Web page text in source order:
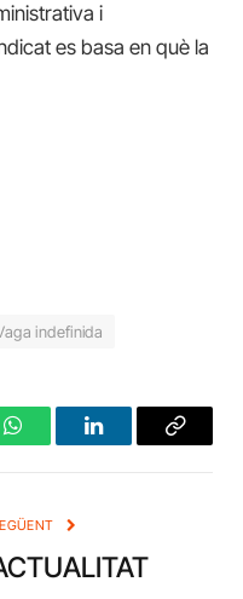
i
es basa en què la
indefinida
WhatsAppLinkedInCopy